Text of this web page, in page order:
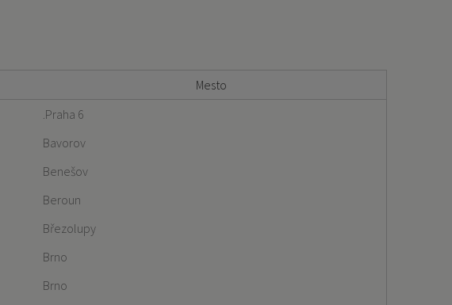
Mesto
.Praha 6
Bavorov
Benešov
Beroun
Březolupy
Brno
Brno